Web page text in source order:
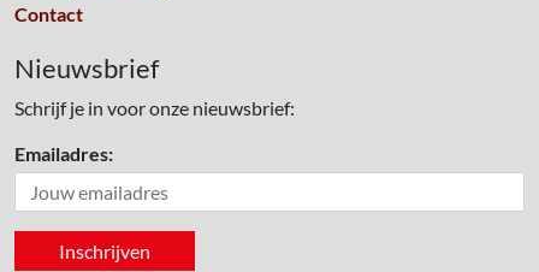
Contact
Nieuwsbrief
Schrijf je in voor onze nieuwsbrief:
Emailadres: